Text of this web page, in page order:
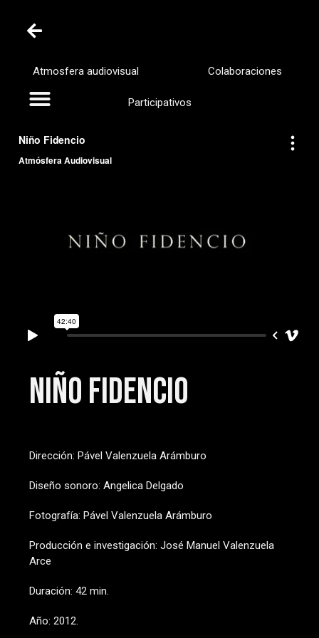
Atmosfera audiovisual Colaboraciones
Participativos
Niño Fidencio
Dirección: Pável Valenzuela Arámburo
Diseño sonoro: Angelica Delgado
Fotografía: Pável Valenzuela Arámburo
Producción e investigación: José Manuel Valenzuela
Arce
Duración: 42 min.
Año: 2012.